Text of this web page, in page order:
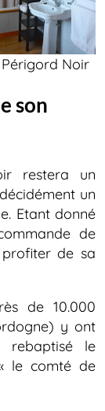
son
restera un
un
Etant donné
de
de sa
de 10.000
y ont
rebaptisé le
le comté de